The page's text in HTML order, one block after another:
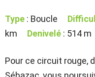
Type : Boucle
km
Denivelé : 514 m
Pour ce circuit rouge,